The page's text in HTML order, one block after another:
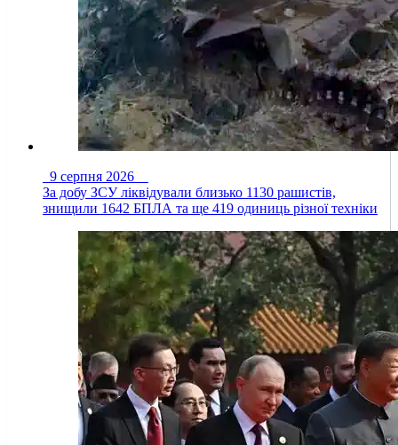
9 серпня 2026
За добу ЗСУ ліквідували близько 1130 рашистів,
знищили 1642 БПЛА та ще 419 одиниць різної техніки